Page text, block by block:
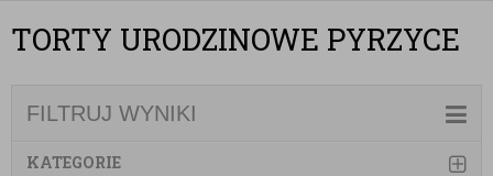
TORTY URODZINOWE PYRZYCE
FILTRUJ WYNIKI
KATEGORIE